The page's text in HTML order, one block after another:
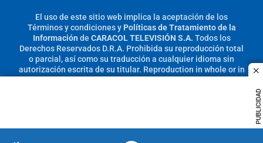
PUBLICIDAD
El uso de este sitio web implica la aceptación de los
Términos y condicionesy Políticas de Tratamiento de la
Información de CARACOL TELEVISIÓN S.A. Todos los
Derechos Reservados D.R.A. Prohibida su reproducción total
o parcial, así como su traducción a cualquier idioma sin
autorización escrita de su titular. Reproduction in whole or in